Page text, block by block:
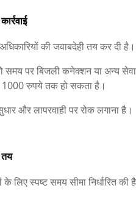
की जवाबदेही तय कर दी है।
पर बिजली कनेक्शन या अन्य सेवाएं
1000 रुपये तक हो सकता है।
और लापरवाही पर रोक लगाना है।
लिए स्पष्ट समय सीमा निर्धारित की